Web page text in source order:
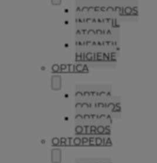
ACCESORIOS
INFANTIL
ATOPIA
INFANTIL
HIGIENE
OPTICA
OPTICA
COLIRIOS
OPTICA
OTROS
ORTOPEDIA